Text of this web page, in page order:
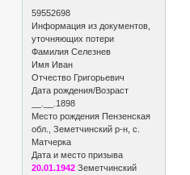
59552698
Информация из документов,
уточняющих потери
Фамилия Селезнев
Имя Иван
Отчество Григорьевич
Дата рождения/Возраст
__.__.1898
Место рождения Пензенская
обл., Земетчинский р-н, с.
Матчерка
Дата и место призыва
20.01.1942 Земетчинский